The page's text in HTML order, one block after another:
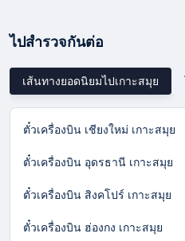
ไปสำรวจกันต่อ
เส้นทางยอดนิยมไปเกาะสมุย
ตั๋วเครื่องบิน เชียงใหม่ เกาะสมุย
ตั๋วเครื่องบิน อุดรธานี เกาะสมุย
ตั๋วเครื่องบิน สิงคโปร์ เกาะสมุย
ตั๋วเครื่องบิน ฮ่องกง เกาะสมุย